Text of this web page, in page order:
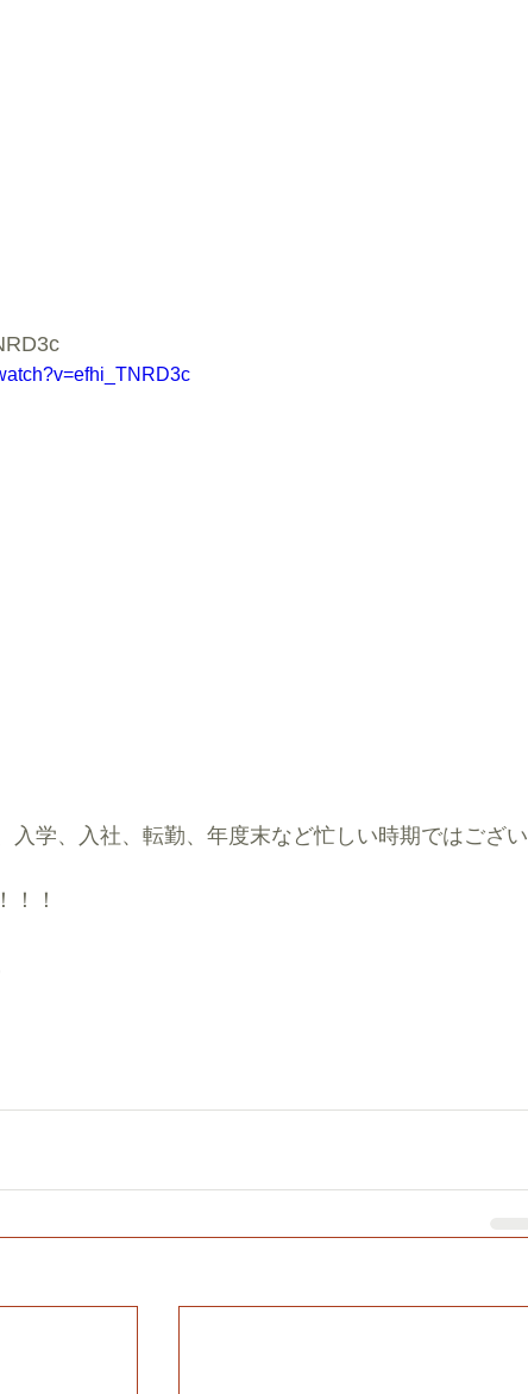
入学、入社、転勤、年度末など忙しい時期ではござい
！！